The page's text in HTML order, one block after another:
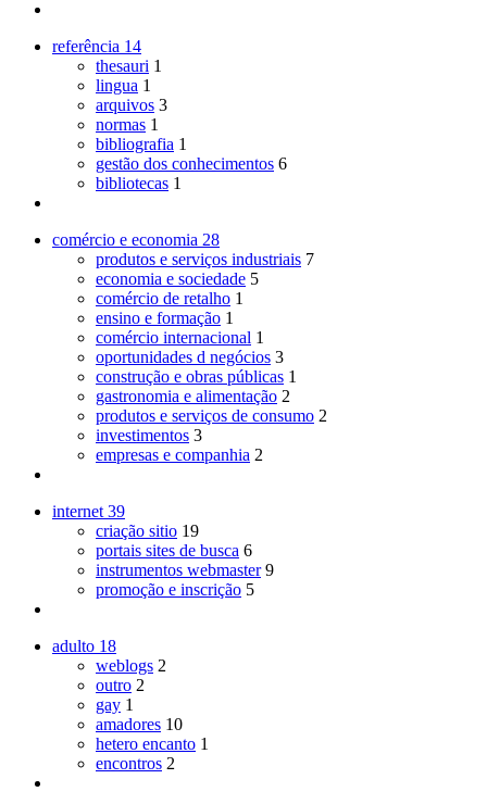
referência 14
thesauri 1
lingua 1
arquivos 3
normas 1
bibliografia 1
gestão dos conhecimentos 6
bibliotecas 1
comércio e economia 28
produtos e serviços industriais 7
economia e sociedade 5
comércio de retalho 1
ensino e formação 1
comércio internacional 1
oportunidades d negócios 3
construção e obras públicas 1
gastronomia e alimentação 2
produtos e serviços de consumo 2
investimentos 3
empresas e companhia 2
internet 39
criação sitio 19
portais sites de busca 6
instrumentos webmaster 9
promoção e inscrição 5
adulto 18
weblogs 2
outro 2
gay 1
amadores 10
hetero encanto 1
encontros 2